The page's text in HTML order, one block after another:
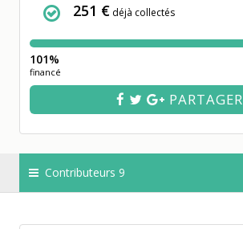
251 € déjà collectés
101%
financé
PARTAGER
Contributeurs 9